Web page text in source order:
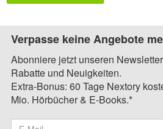
Verpasse keine Angebote
Abonniere jetzt unseren
Rabatte und Neuigkeiten.
Extra-Bonus: 60 Tage Nextory
Mio. Hörbücher & E-Books.*